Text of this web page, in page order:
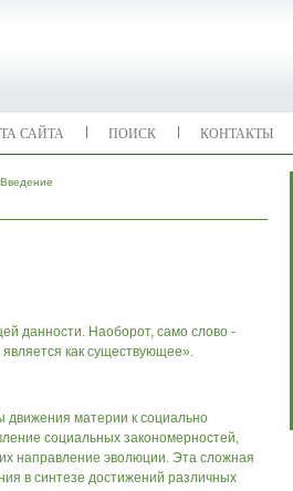
САЙТА ПОИСК КОНТАКТЫ
данности. Наоборот, само слово -
как существующее».
движения материи к социально
социальных закономерностей,
направление эволюции. Эта сложная
в синтезе достижений различных